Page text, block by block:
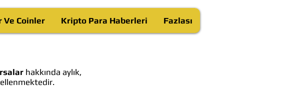
Ve Coinler Kripto Para Haberleri Fazlası
hakkında aylık,